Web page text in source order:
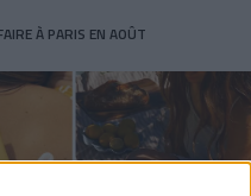
À PARIS EN AOÛT